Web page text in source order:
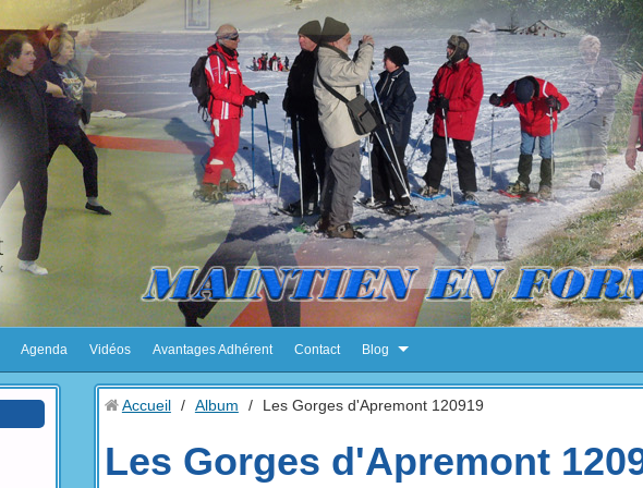
Agenda Vidéos Avantages Adhérent Contact Blog
Accueil / Album / Les Gorges d'Apremont 120919
Les Gorges d'Apremont